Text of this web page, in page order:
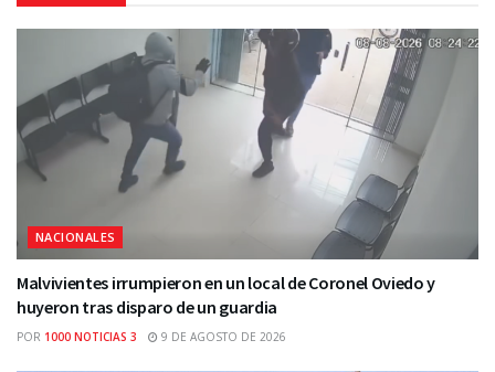
NACIONALES
Malvivientes irrumpieron en un local de Coronel Oviedo y
huyeron tras disparo de un guardia
POR 1000 NOTICIAS 3 9 DE AGOSTO DE 2026